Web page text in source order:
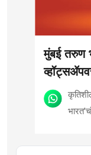
मुंबई तरुण